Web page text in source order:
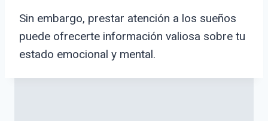
Sin embargo, prestar atención a los sueños
puede ofrecerte información valiosa sobre tu
estado emocional y mental.